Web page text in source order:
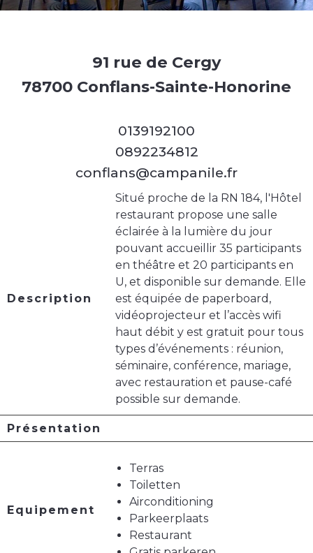
91 rue de Cergy
78700 Conflans-Sainte-Honorine
0139192100
0892234812
conflans@campanile.fr
Description
Situé proche de la RN 184, l'Hôtel
restaurant propose une salle
éclairée à la lumière du jour
pouvant accueillir 35 participants
en théâtre et 20 participants en
U, et disponible sur demande. Elle
est équipée de paperboard,
vidéoprojecteur et l’accès wifi
haut débit y est gratuit pour tous
types d’événements : réunion,
séminaire, conférence, mariage,
avec restauration et pause-café
possible sur demande.
Présentation
Equipement
Terras
Toiletten
Airconditioning
Parkeerplaats
Restaurant